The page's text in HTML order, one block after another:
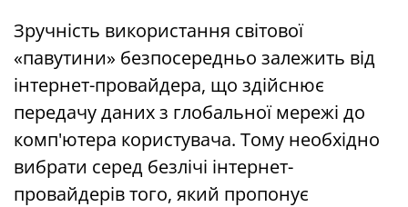
Зручність використання світової
«павутини» безпосередньо залежить від
інтернет-провайдера, що здійснює
передачу даних з глобальної мережі до
комп'ютера користувача. Тому необхідно
вибрати серед безлічі інтернет-
провайдерів того, який пропонує